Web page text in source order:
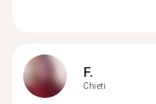
F.
Chieti